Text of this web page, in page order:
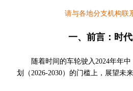
请与各地分支机构联
一、前言：时
随着时间的车轮驶入2024年年中
划（2026-2030）的门槛上，展望未